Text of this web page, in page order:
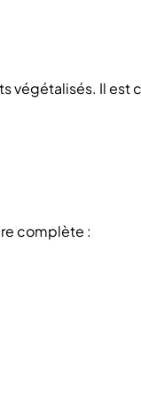
végétalisés. Il est
complète :